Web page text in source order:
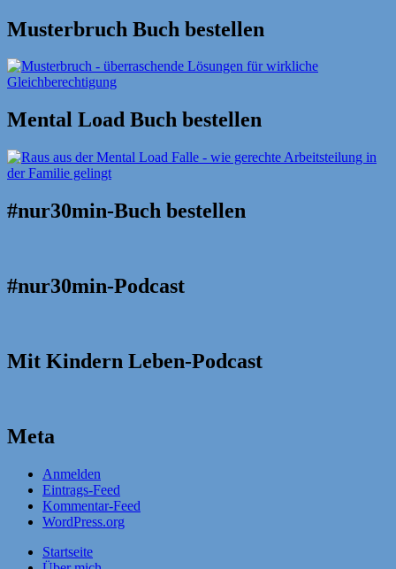
nach:
Musterbruch Buch bestellen
Mental Load Buch bestellen
#nur30min-Buch bestellen
#nur30min-Podcast
Mit Kindern Leben-Podcast
Meta
Anmelden
Eintrags-Feed
Kommentar-Feed
WordPress.org
Startseite